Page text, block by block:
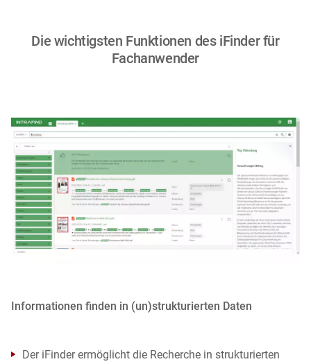
Die wichtigsten Funktionen des iFinder für
Fachanwender
Informationen finden in (un)strukturierten Daten
Der iFinder ermöglicht die Recherche in strukturierten